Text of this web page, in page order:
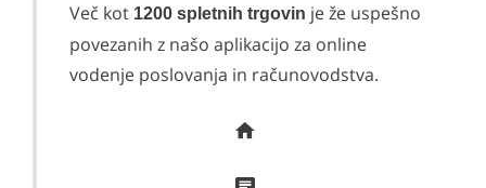
Več kot 1200 spletnih trgovin je že uspešno
povezanih z našo aplikacijo za online
vodenje poslovanja in računovodstva.